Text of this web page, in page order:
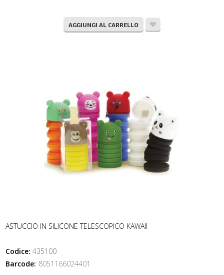
AGGIUNGI AL CARRELLO
ASTUCCIO IN SILICONE TELESCOPICO KAWAII
Codice: 435100
Barcode: 8051166024401